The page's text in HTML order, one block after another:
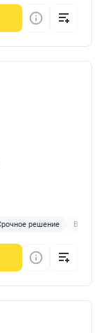
решение